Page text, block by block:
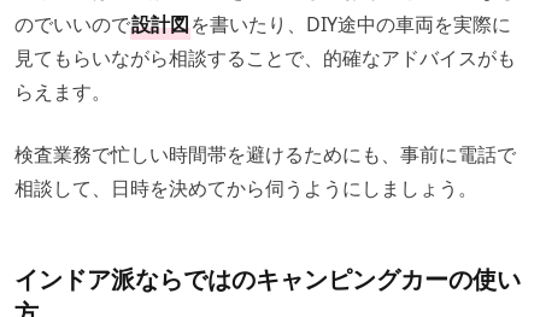
のでいいので設計図を書いたり、DIY途中の車両を実際に
見てもらいながら相談することで、的確なアドバイスがも
らえます。
検査業務で忙しい時間帯を避けるためにも、事前に電話で
相談して、日時を決めてから伺うようにしましょう。
インドア派ならではのキャンピングカーの使い